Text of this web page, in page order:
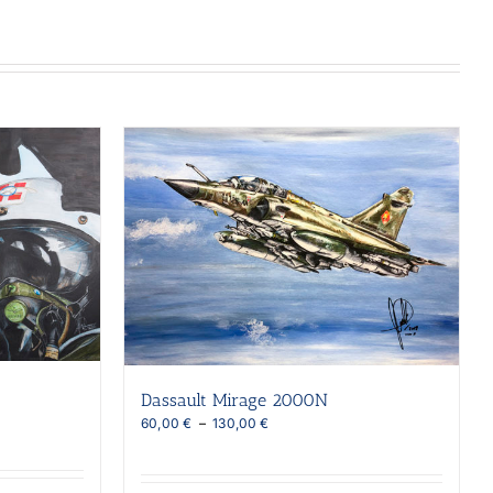
Dassault Mirage 2000N
60,00€ – 130,00€Plage